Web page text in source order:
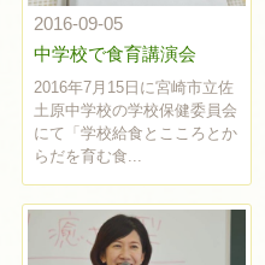
2016-09-05
中学校で食育講演会
2016年7月15日に宮崎市立佐
土原中学校の学校保健委員会
にて「学校給食とこころとか
らだを育む食...